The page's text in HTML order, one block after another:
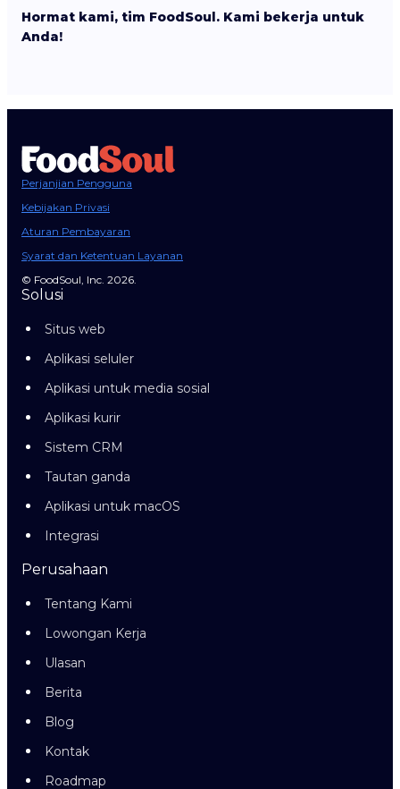
Hormat kami, tim FoodSoul. Kami bekerja untuk
Anda!
Perjanjian Pengguna
Kebijakan Privasi
Aturan Pembayaran
Syarat dan Ketentuan Layanan
© FoodSoul, Inc. 2026.
Solusi
Situs web
Aplikasi seluler
Aplikasi untuk media sosial
Aplikasi kurir
Sistem CRM
Tautan ganda
Aplikasi untuk macOS
Integrasi
Perusahaan
Tentang Kami
Lowongan Kerja
Ulasan
Berita
Blog
Kontak
Roadmap